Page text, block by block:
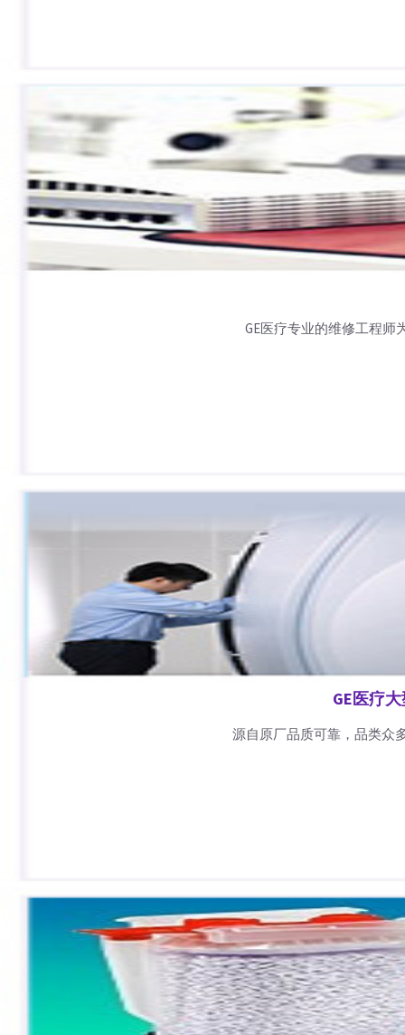
GE医疗专业的维修工程
GE医疗
源自原厂品质可靠，品类众